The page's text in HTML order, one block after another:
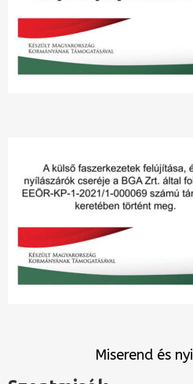
Miserend és